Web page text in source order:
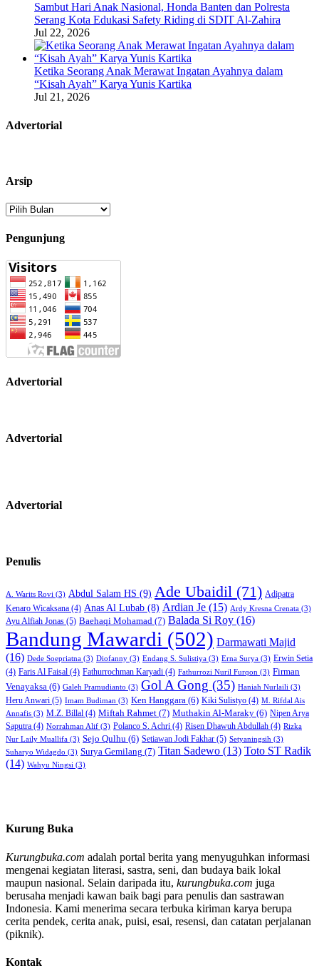
Sambut Hari Anak Nasional, Honda Banten dan Polresta
Serang Kota Edukasi Safety Riding di SDIT Al-Zahira
Jul 22, 2026
Ketika Seorang Anak Merawat Ingatan Ayahnya dalam
“Kisah Ayah” Karya Yunis Kartika
Jul 21, 2026
Advertorial
Arsip
Arsip
Pengunjung
Advertorial
Advertorial
Advertorial
Penulis
A. Warits Rovi (3) Abdul Salam HS (9) Ade Ubaidil (71) Adipatra
Kenaro Wicaksana (4) Anas Al Lubab (8) Ardian Je (15) Ardy Kresna Crenata (3)
Ayu Alfiah Jonas (5) Baehaqi Mohamad (7) Balada Si Roy (16)
Bandung Mawardi (502) Darmawati Majid
(16) Dede Soepriatna (3) Diofanny (3) Endang S. Sulistiya (3) Erna Surya (3) Erwin Setia
(4) Faris Al Faisal (4) Fathurrochman Karyadi (4) Fathurrozi Nuril Furqon (3) Firman
Venayaksa (6) Galeh Pramudianto (3) Gol A Gong (35) Haniah Nurlaili (3)
Heru Anwari (5) Imam Budiman (3) Ken Hanggara (6) Kiki Sulistyo (4) M. Rifdal Ais
Annafis (3) M.Z. Billal (4) Miftah Rahmet (7) Muthakin Al-Maraky (6) Nipen Arya
Saputra (4) Norrahman Alif (3) Polanco S. Achri (4) Risen Dhawuh Abdullah (4) Rizka
Nur Laily Muallifa (3) Sejo Qulhu (6) Setiawan Jodi Fakhar (5) Setyaningsih (3)
Suharyo Widagdo (3) Surya Gemilang (7) Titan Sadewo (13) Toto ST Radik
(14) Wahyu Ningsi (3)
Kurung Buka
Kurungbuka.com adalah portal berita yang menyuguhkan informasi
mengenai kegiatan literasi, sastra, seni, dan budaya baik lokal
maupun nasional. Selain daripada itu, kurungbuka.com juga
berusaha menjadi kawan baik bagi para penulis dan sastrawan
Indonesia. Kami menerima secara terbuka kiriman karya berupa
cerita pendek, cerita anak, puisi, esai, resensi, dan catatan perjalanan
(piknik).
Kontak